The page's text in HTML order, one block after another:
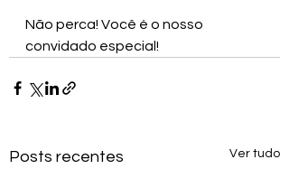
Não perca! Você é o nosso
convidado especial!
Posts recentes Ver tudo